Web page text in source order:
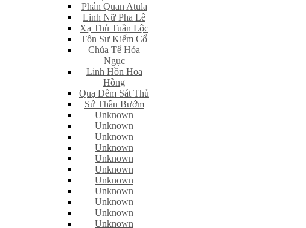
Phán Quan Atula
Linh Nữ Pha Lê
Xạ Thủ Tuần Lộc
Tôn Sư Kiếm Cổ
Chúa Tể Hỏa
Ngục
Linh Hồn Hoa
Hồng
Quạ Đêm Sát Thủ
Sứ Thần Bướm
Unknown
Unknown
Unknown
Unknown
Unknown
Unknown
Unknown
Unknown
Unknown
Unknown
Unknown